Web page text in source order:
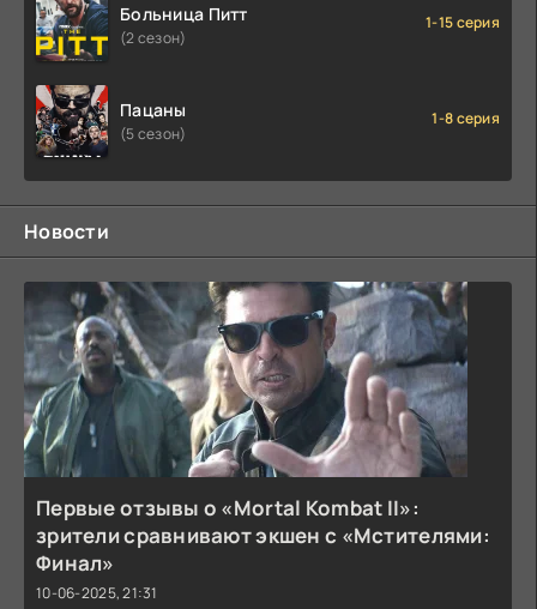
Больница Питт
(2 сезон)
1-15 серия
Пацаны
(5 сезон)
1-8 серия
Новости
Первые отзывы о «Mortal Kombat II»:
зрители сравнивают экшен с «Мстителями:
Финал»
10-06-2025, 21:31